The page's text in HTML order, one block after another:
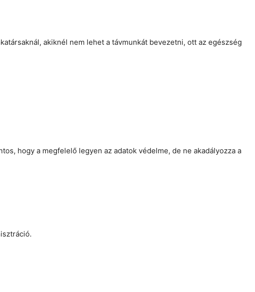
akiknél nem lehet a távmunkát bevezetni, ott az egészség
hogy a megfelelő legyen az adatok védelme, de ne akadályozza a